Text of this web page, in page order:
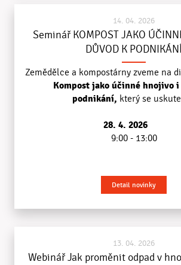
14. 04. 2026
Seminář KOMPOST JAKO
DŮVOD K PODNIKÁNÍ
Zemědělce a kompostárny zveme na
Kompost jako účinné hnojivo
podnikání, který se
28. 4. 2026
9:00 - 13:00
Detail novinky
13. 04. 2026
Webinář Jak proměnit odpad v